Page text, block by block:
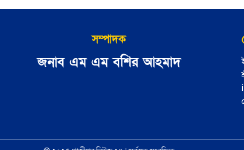
সম্পাদক
জনাব এম এম বশির আহমাদ